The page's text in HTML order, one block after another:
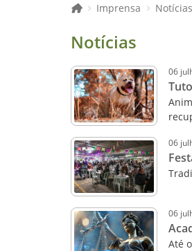
Página inicial
Imprensa Notícias
Notícias - Imprensa -
Notícias
06
06
06
Até